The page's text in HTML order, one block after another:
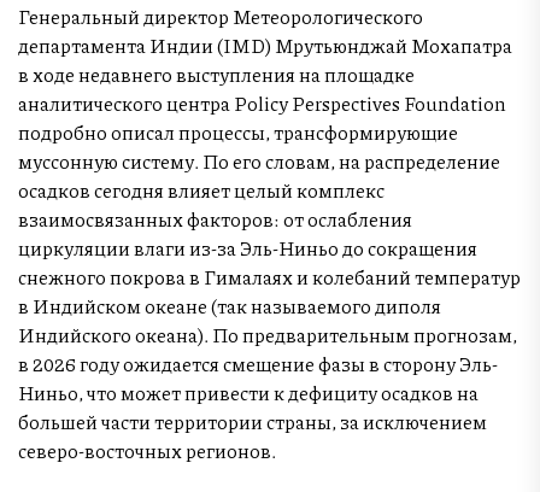
Генеральный директор Метеорологического
департамента Индии (IMD) Мрутьюнджай Мохапатра
в ходе недавнего выступления на площадке
аналитического центра Policy Perspectives Foundation
подробно описал процессы, трансформирующие
муссонную систему. По его словам, на распределение
осадков сегодня влияет целый комплекс
взаимосвязанных факторов: от ослабления
циркуляции влаги из-за Эль-Ниньо до сокращения
снежного покрова в Гималаях и колебаний температур
в Индийском океане (так называемого диполя
Индийского океана). По предварительным прогнозам,
в 2026 году ожидается смещение фазы в сторону Эль-
Ниньо, что может привести к дефициту осадков на
большей части территории страны, за исключением
северо-восточных регионов.